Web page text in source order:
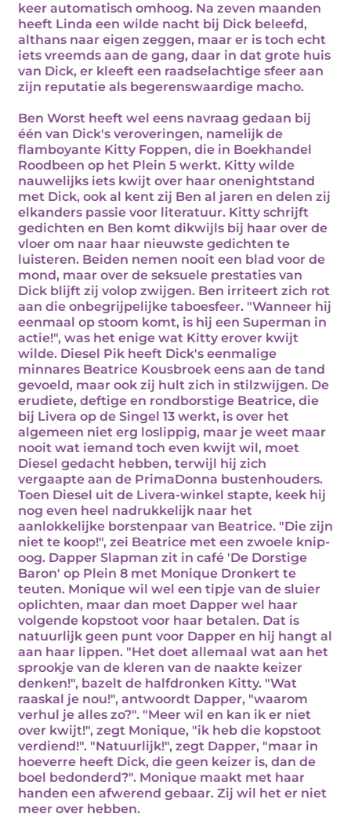
keer automatisch omhoog. Na zeven maanden
heeft Linda een wilde nacht bij Dick beleefd,
althans naar eigen zeggen, maar er is toch echt
iets vreemds aan de gang, daar in dat grote huis
van Dick, er kleeft een raadselachtige sfeer aan
zijn reputatie als begerenswaardige macho.
Ben Worst heeft wel eens navraag gedaan bij
één van Dick's veroveringen, namelijk de
flamboyante Kitty Foppen, die in Boekhandel
Roodbeen op het Plein 5 werkt. Kitty wilde
nauwelijks iets kwijt over haar onenightstand
met Dick, ook al kent zij Ben al jaren en delen zij
elkanders passie voor literatuur. Kitty schrijft
gedichten en Ben komt dikwijls bij haar over de
vloer om naar haar nieuwste gedichten te
luisteren. Beiden nemen nooit een blad voor de
mond, maar over de seksuele prestaties van
Dick blijft zij volop zwijgen. Ben irriteert zich rot
aan die onbegrijpelijke taboesfeer. "Wanneer hij
eenmaal op stoom komt, is hij een Superman in
actie!", was het enige wat Kitty erover kwijt
wilde. Diesel Pik heeft Dick's eenmalige
minnares Beatrice Kousbroek eens aan de tand
gevoeld, maar ook zij hult zich in stilzwijgen. De
erudiete, deftige en rondborstige Beatrice, die
bij Livera op de Singel 13 werkt, is over het
algemeen niet erg loslippig, maar je weet maar
nooit wat iemand toch even kwijt wil, moet
Diesel gedacht hebben, terwijl hij zich
vergaapte aan de PrimaDonna bustenhouders.
Toen Diesel uit de Livera-winkel stapte, keek hij
nog even heel nadrukkelijk naar het
aanlokkelijke borstenpaar van Beatrice. "Die zijn
niet te koop!", zei Beatrice met een zwoele knip-
oog. Dapper Slapman zit in café 'De Dorstige
Baron' op Plein 8 met Monique Dronkert te
teuten. Monique wil wel een tipje van de sluier
oplichten, maar dan moet Dapper wel haar
volgende kopstoot voor haar betalen. Dat is
natuurlijk geen punt voor Dapper en hij hangt al
aan haar lippen. "Het doet allemaal wat aan het
sprookje van de kleren van de naakte keizer
denken!", bazelt de halfdronken Kitty. "Wat
raaskal je nou!", antwoordt Dapper, "waarom
verhul je alles zo?". "Meer wil en kan ik er niet
over kwijt!", zegt Monique, "ik heb die kopstoot
verdiend!". "Natuurlijk!", zegt Dapper, "maar in
hoeverre heeft Dick, die geen keizer is, dan de
boel bedonderd?". Monique maakt met haar
handen een afwerend gebaar. Zij wil het er niet
meer over hebben.